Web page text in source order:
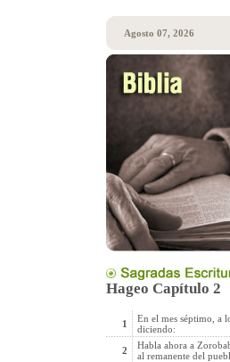
Agosto 07, 2026
Hageo Capítulo 2
1
En el mes séptimo, a
diciendo:
2
Habla ahora a
al remanente del